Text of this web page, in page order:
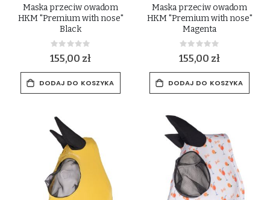
Maska przeciw owadom
HKM "Premium with nose"
Black
Rating:
0%
155,00 zł
DODAJ DO KOSZYKA
Maska przeciw owadom
HKM "Premium with nose"
Magenta
Rating:
0%
155,00 zł
DODAJ DO KOSZYKA